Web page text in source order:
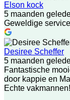
Elson kock
5 maanden
Geweldige service
Desiree Scheffer
5 maanden
Fantastische
door kappie en
Echte vakmannen!